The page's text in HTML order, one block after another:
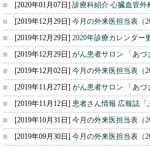
[2020年01月07日] 診療科紹介 心臓血管外
[2019年12月29日] 今月の外来医担当表（
[2019年12月29日] 2020年診療カレンダー
[2019年12月29日] がん患者サロン 「あづ
[2019年12月02日] 今月の外来医担当表（
[2019年11月27日] がん患者サロン 「あづ
[2019年11月12日] 患者さん情報 広報誌「
[2019年10月31日] 今月の外来医担当表（
[2019年09月30日] 今月の外来医担当表（